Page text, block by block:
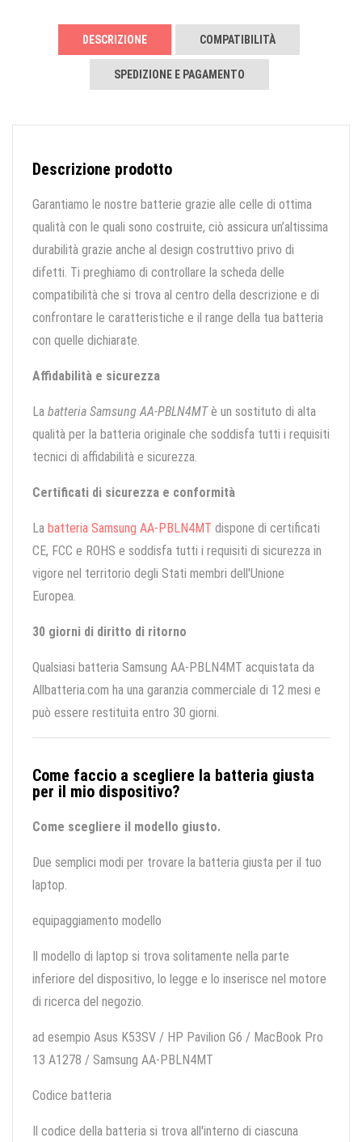
DESCRIZIONE COMPATIBILITÀ
SPEDIZIONE E PAGAMENTO
Descrizione prodotto
Garantiamo le nostre batterie grazie alle celle di ottima
qualità con le quali sono costruite, ciò assicura un’altissima
durabilità grazie anche al design costruttivo privo di
difetti. Ti preghiamo di controllare la scheda delle
compatibilità che si trova al centro della descrizione e di
confrontare le caratteristiche e il range della tua batteria
con quelle dichiarate.
Affidabilità e sicurezza
La batteria Samsung AA-PBLN4MTè un sostituto di alta
qualità per la batteria originale che soddisfa tutti i requisiti
tecnici di affidabilità e sicurezza.
Certificati di sicurezza e conformità
La batteria Samsung AA-PBLN4MT dispone di certificati
CE, FCC e ROHS e soddisfa tutti i requisiti di sicurezza in
vigore nel territorio degli Stati membri dell'Unione
Europea.
30 giorni di diritto di ritorno
Qualsiasi batteria Samsung AA-PBLN4MT acquistata da
Allbatteria.com ha una garanzia commerciale di 12 mesi e
può essere restituita entro 30 giorni.
Come faccio a scegliere la batteria giusta
per il mio dispositivo?
Come scegliere il modello giusto.
Due semplici modi per trovare la batteria giusta per il tuo
laptop.
equipaggiamento modello
Il modello di laptop si trova solitamente nella parte
inferiore del dispositivo, lo legge e lo inserisce nel motore
di ricerca del negozio.
ad esempio Asus K53SV / HP Pavilion G6 / MacBook Pro
13 A1278 / Samsung AA-PBLN4MT
Codice batteria
Il codice della batteria si trova all'interno di ciascuna